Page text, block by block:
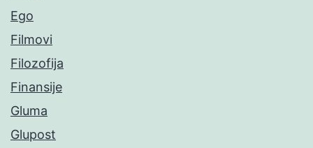
Ego
Filmovi
Filozofija
Finansije
Gluma
Glupost